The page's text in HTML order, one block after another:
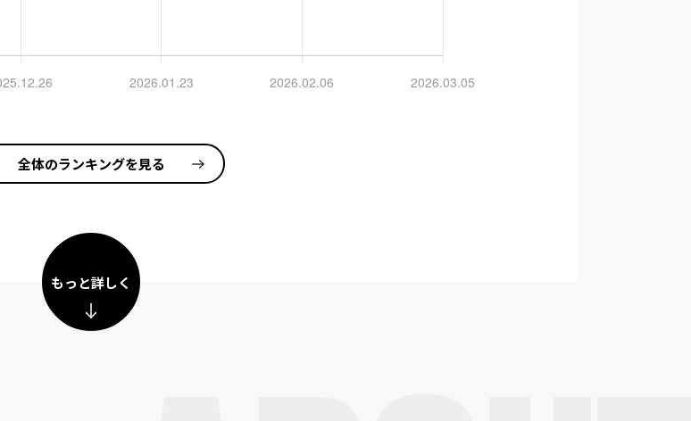
全体のランキングを見る
もっと詳しく